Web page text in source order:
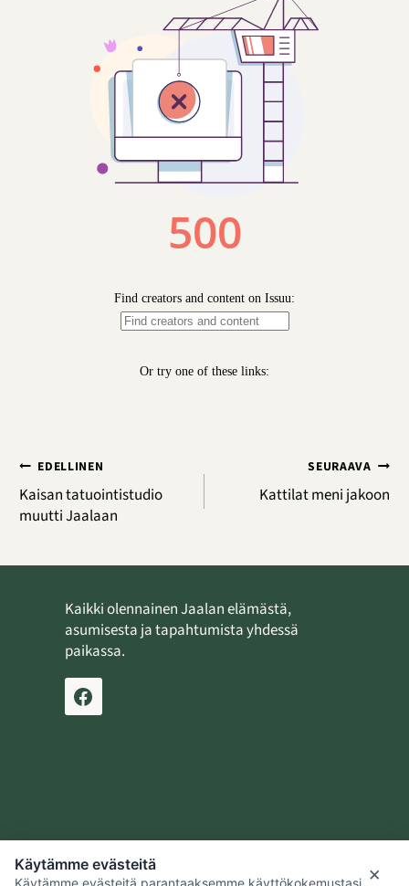
Artikkelien
selaus
EDELLINEN
Kaisan tatuointistudio
muutti Jaalaan
SEURAAVA
Kattilat meni jakoon
Kaikki olennainen Jaalan elämästä,
asumisesta ja tapahtumista yhdessä
paikassa.
Jaalan kotiseutusäätiö ×
Käytämme evästeitä